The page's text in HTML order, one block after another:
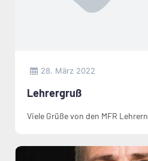
28. März 2022
Lehrergruß
Viele Grüße von den MFR Lehrern